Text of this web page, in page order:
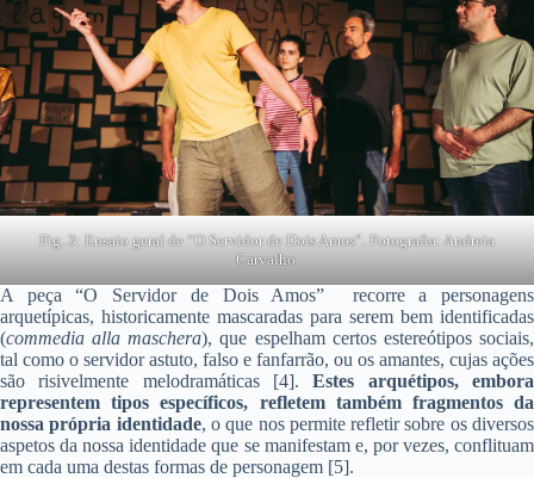
Fig. 3: Ensaio geral de “O Servidor de Dois Amos”. Fotografia: Andreia
Carvalho.
A peça “O Servidor de Dois Amos” recorre a personagens
arquetípicas, historicamente mascaradas para serem bem identificadas
(commedia alla maschera), que espelham certos estereótipos sociais,
tal como o servidor astuto, falso e fanfarrão, ou os amantes, cujas ações
são risivelmente melodramáticas [4].Estes arquétipos, embora
representem tipos específicos, refletem também fragmentos da
nossa própria identidade, o que nos permite refletir sobre os diversos
aspetos da nossa identidade que se manifestam e, por vezes, conflituam
em cada uma destas formas de personagem [5].